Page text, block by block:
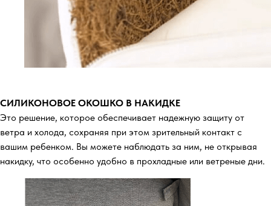
СИЛИКОНОВОЕ ОКОШКО В НАКИДКЕ
Это решение, которое обеспечивает надежную защиту от
ветра и холода, сохраняя при этом зрительный контакт с
вашим ребенком. Вы можете наблюдать за ним, не открывая
накидку, что особенно удобно в прохладные или ветреные дни.